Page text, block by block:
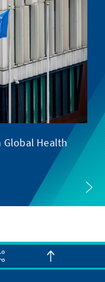
Global Health